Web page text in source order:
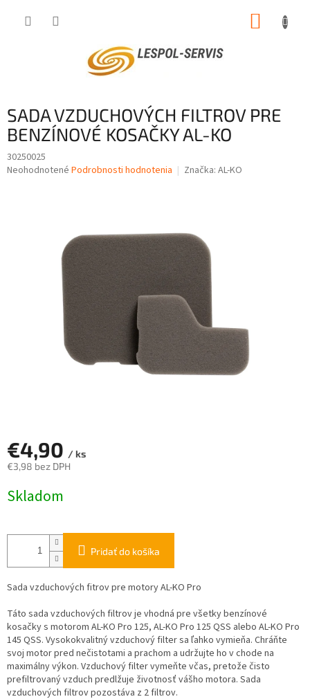
SADA VZDUCHOVÝCH FILTROV PRE
BENZÍNOVÉ KOSAČKY AL-KO
30250025
Priemerné
Neohodnotené Podrobnosti hodnotenia Značka: AL-KO
€4,90 / ks
€3,98 bez DPH
cena:
Skladom
Pridať do košíka
Sada vzduchových fitrov pre motory AL-KO Pro
Táto sada vzduchových filtrov je vhodná pre všetky benzínové
kosačky s motorom AL-KO Pro 125, AL-KO Pro 125 QSS alebo AL-KO Pro
145 QSS. Vysokokvalitný vzduchový filter sa ľahko vymieňa. Chráňte
svoj motor pred nečistotami a prachom a udržujte ho v chode na
maximálny výkon. Vzduchový filter vymeňte včas, pretože čisto
prefiltrovaný vzduch predlžuje životnosť vášho motora. Sada
vzduchových filtrov pozostáva z 2 filtrov.